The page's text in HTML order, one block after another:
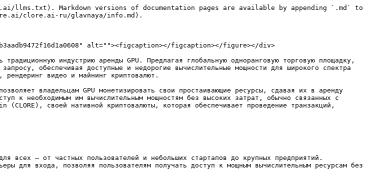
Markdown versions of documentation pages are available by appending `.md` to
clore.ai-ru/glavnaya/info.md).
alt=""><figcaption></figcaption></figure></div>
индустрию аренды GPU. Предлагая глобальную одноранговую торговую площадку,
обеспечивая доступные и недорогие вычислительные мощности для широкого спектра
рендеринг видео и майнинг криптовалют.
владельцам GPU монетизировать свои простаивающие ресурсы, сдавая их в аренду
к необходимым им вычислительным мощностям без высоких затрат, обычно связанных с
своей нативной криптовалюты, которая обеспечивает проведение транзакций,
всех — от частных пользователей и небольших стартапов до крупных предприятий.
для входа, позволяя пользователям получать доступ к мощным вычислительным ресурсам без